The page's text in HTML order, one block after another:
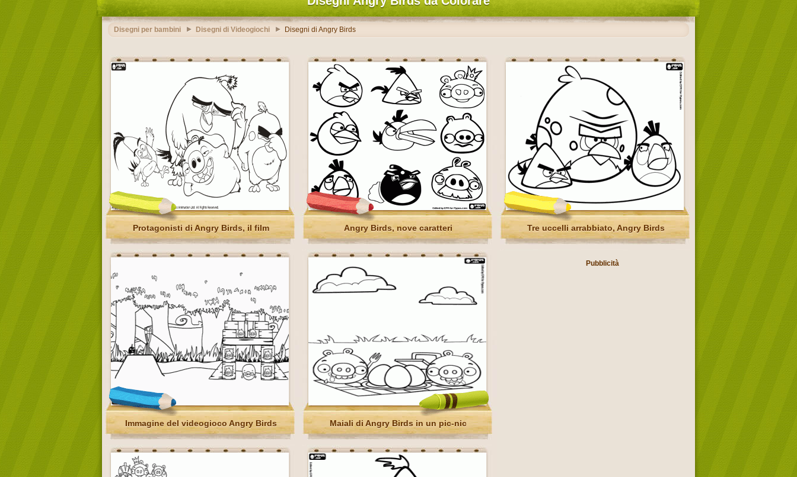
Disegni per bambini Disegni di Videogiochi Disegni di Angry Birds
Protagonisti di Angry Birds, il film Angry Birds, nove caratteri Tre uccelli arrabbiato, Angry Birds
Immagine del videogioco Angry Birds Maiali di Angry Birds in un pic-nic
Pubblicità